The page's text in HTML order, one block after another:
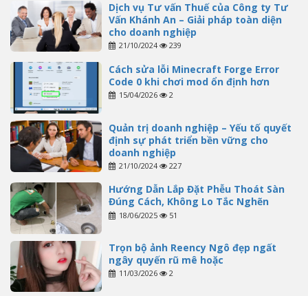
Dịch vụ Tư vấn Thuế của Công ty Tư
Vấn Khánh An – Giải pháp toàn diện
cho doanh nghiệp
21/10/2024 239
Cách sửa lỗi Minecraft Forge Error
Code 0 khi chơi mod ổn định hơn
15/04/2026 2
Quản trị doanh nghiệp – Yếu tố quyết
định sự phát triển bền vững cho
doanh nghiệp
21/10/2024 227
Hướng Dẫn Lắp Đặt Phễu Thoát Sàn
Đúng Cách, Không Lo Tắc Nghẽn
18/06/2025 51
Trọn bộ ảnh Reency Ngô đẹp ngất
ngây quyến rũ mê hoặc
11/03/2026 2